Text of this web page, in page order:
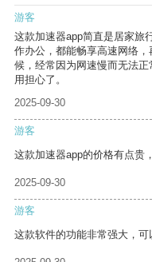
游客
这款加速器app简直是居家旅
作办公，都能畅享高速网络
候，经常因为网速慢而无法
用担心了。
2025-09-30
游客
这款加速器app的价格有点贵
2025-09-30
游客
这款软件的功能非常强大，可